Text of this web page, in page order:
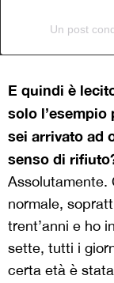
Un post
E quindi è
solo l’esempio
sei arrivato ad
senso di
Assolutamente.
normale,
trent’anni e ho
sette, tutti i
certa età è